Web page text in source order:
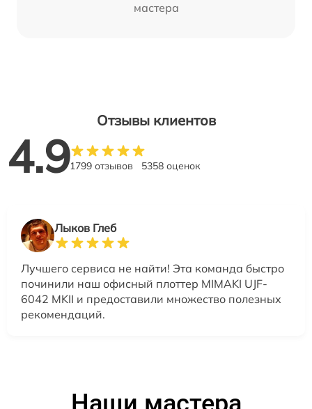
мастера
Отзывы клиентов
4.91799 отзывов 5358 оценок
Лыков Глеб
Лучшего сервиса не найти! Эта команда быстро
починили наш офисный плоттер MIMAKI UJF-
6042 MKII и предоставили множество полезных
рекомендаций.